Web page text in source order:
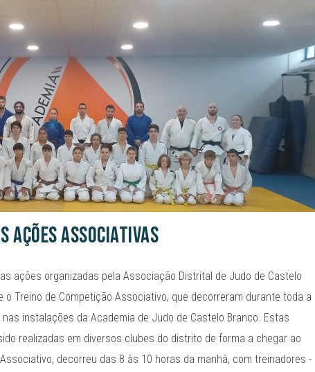
ações associativas
ações organizadas pela Associação Distrital de Judo de Castelo
o Treino de Competição Associativo, que decorreram durante toda a
instalações da Academia de Judo de Castelo Branco. Estas
realizadas em diversos clubes do distrito de forma a chegar ao
decorreu das 8 às 10 horas da manhã, com treinadores -